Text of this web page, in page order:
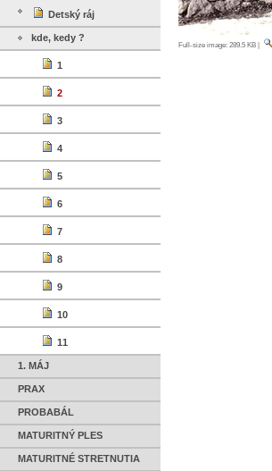
Full-size image: 289.5 KB |
Detský ráj
kde, kedy ?
1
2
3
4
5
6
7
8
9
10
11
1. MÁJ
PRAX
PROBABÁL
MATURITNÝ PLES
MATURITNÉ STRETNUTIA